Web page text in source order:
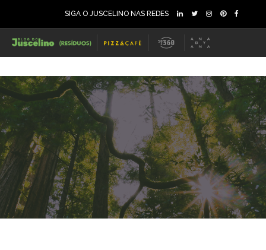
SIGA O JUSCELINO NAS REDES